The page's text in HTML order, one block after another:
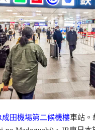
成田機場第二候機樓車站。